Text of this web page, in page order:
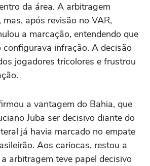
da área. A arbitragem
após revisão no VAR,
a marcação, entendendo que
configurava infração. A decisão
jogadores tricolores e frustrou
a vantagem do Bahia, que
Juba ser decisivo diante do
já havia marcado no empate
Aos cariocas, restou a
arbitragem teve papel decisivo